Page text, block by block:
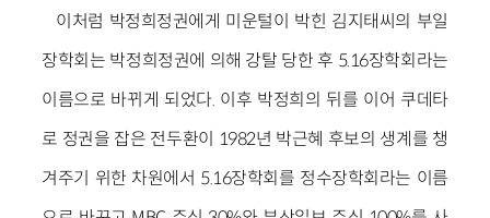
이처럼 박정희정권에게 미운털이 박힌 김지태씨의 부일
장학회는 박정희정권에 의해 강탈 당한 후 5.16장학회라는
이름으로 바뀌게 되었다. 이후 박정희의 뒤를 이어 쿠데타
로 정권을 잡은 전두환이 1982년 박근혜 후보의 생계를 챙
겨주기 위한 차원에서 5.16장학회를 정수장학회라는 이름